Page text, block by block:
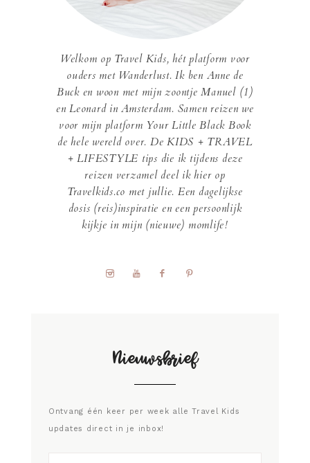
Welkom op Travel Kids, hét platform voor
ouders met Wanderlust. Ik ben Anne de
Buck en woon met mijn zoontje Manuel (1)
en Leonard in Amsterdam. Samen reizen we
voor mijn platform Your Little Black Book
de hele wereld over. De KIDS + TRAVEL
+ LIFESTYLE tips die ik tijdens deze
reizen verzamel deel ik hier op
Travelkids.co met jullie. Een dagelijkse
dosis (reis)inspiratie en een persoonlijk
kijkje in mijn (nieuwe) momlife!
Nieuwsbrief
Ontvang één keer per week alle Travel Kids
updates direct in je inbox!